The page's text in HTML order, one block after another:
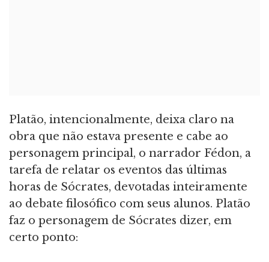
Platão, intencionalmente, deixa claro na
obra que não estava presente e cabe ao
personagem principal, o narrador Fédon, a
tarefa de relatar os eventos das últimas
horas de Sócrates, devotadas inteiramente
ao debate filosófico com seus alunos. Platão
faz o personagem de Sócrates dizer, em
certo ponto: